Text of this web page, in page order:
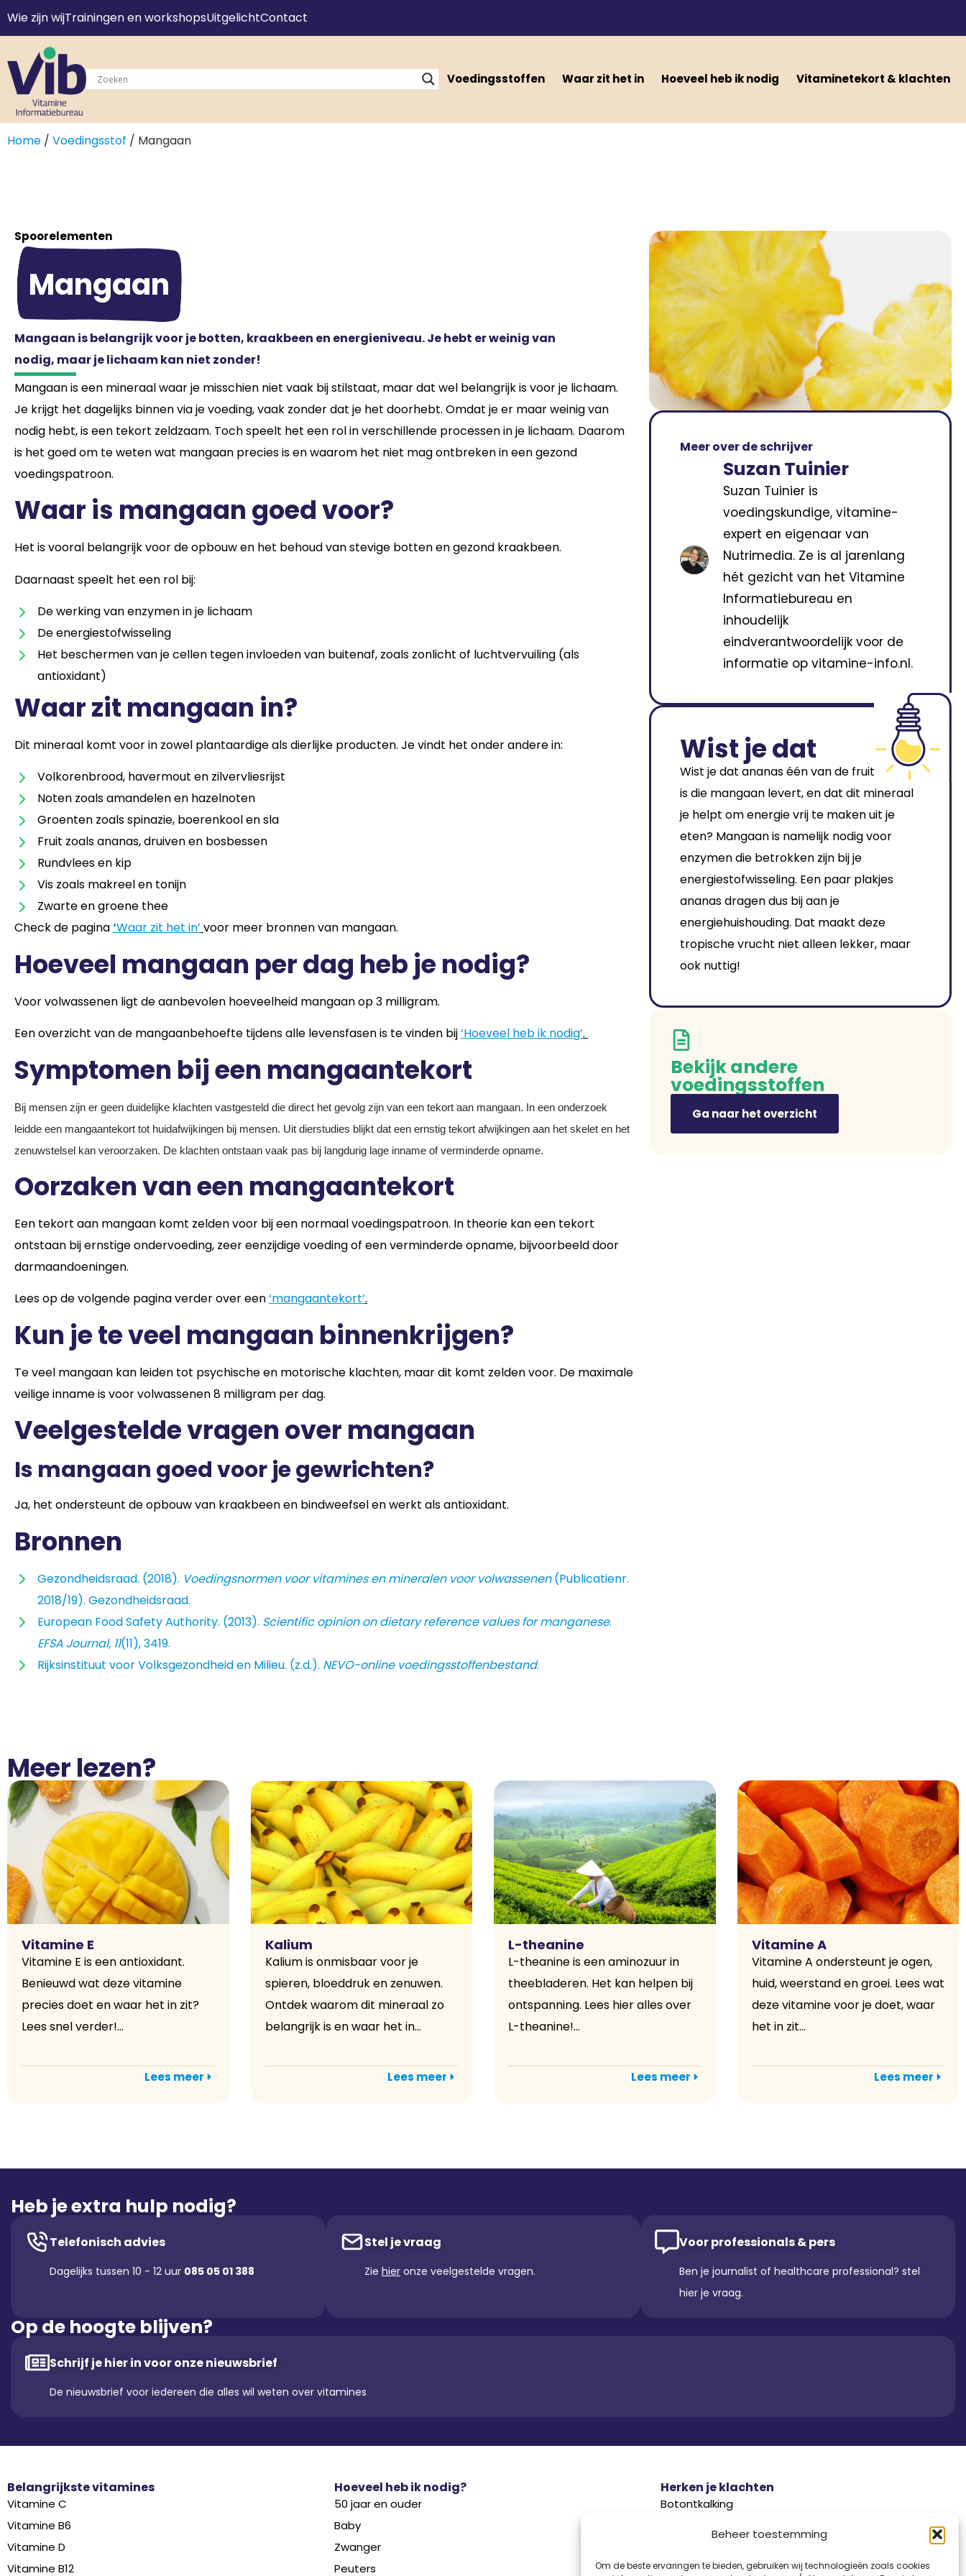
Beheer toestemming
Om de beste ervaringen te bieden, gebruiken wij technologieën zoals cookies
Wie zijn wijTrainingen en workshopsUitgelichtContact
Voedingsstoffen Waar zit het in Hoeveel heb ik nodig Vitaminetekort & klachten
Home / Voedingsstof / Mangaan
Spoorelementen
Mangaan
Mangaan is belangrijk voor je botten, kraakbeen en energieniveau. Je hebt er weinig van
nodig, maar je lichaam kan niet zonder!
Mangaan is een mineraal waar je misschien niet vaak bij stilstaat, maar dat wel belangrijk is voor je lichaam.
Je krijgt het dagelijks binnen via je voeding, vaak zonder dat je het doorhebt. Omdat je er maar weinig van
nodig hebt, is een tekort zeldzaam. Toch speelt het een rol in verschillende processen in je lichaam. Daarom
is het goed om te weten wat mangaan precies is en waarom het niet mag ontbreken in een gezond
voedingspatroon.
Waar is mangaan goed voor?
Het is vooral belangrijk voor de opbouw en het behoud van stevige botten en gezond kraakbeen.
Daarnaast speelt het een rol bij:
De werking van enzymen in je lichaam
De energiestofwisseling
Het beschermen van je cellen tegen invloeden van buitenaf, zoals zonlicht of luchtvervuiling (als
antioxidant)
Waar zit mangaan in?
Dit mineraal komt voor in zowel plantaardige als dierlijke producten. Je vindt het onder andere in:
Volkorenbrood, havermout en zilvervliesrijst
Noten zoals amandelen en hazelnoten
Groenten zoals spinazie, boerenkool en sla
Fruit zoals ananas, druiven en bosbessen
Rundvlees en kip
Vis zoals makreel en tonijn
Zwarte en groene thee
Check de pagina‘Waar zit het in’ voor meer bronnen van mangaan.
Hoeveel mangaan per dag heb je nodig?
Voor volwassenen ligt de aanbevolen hoeveelheid mangaan op 3 milligram.
Een overzicht van de mangaanbehoefte tijdens alle levensfasen is te vinden bij‘Hoeveel heb ik nodig’.
Symptomen bij een mangaantekort
Bij mensen zijn er geen duidelijke klachten vastgesteld die direct het gevolg zijn van een tekort aan mangaan. In een onderzoek
leidde een mangaantekort tot huidafwijkingen bij mensen. Uit dierstudies blijkt dat een ernstig tekort afwijkingen aan het skelet en het
zenuwstelsel kan veroorzaken. De klachten ontstaan vaak pas bij langdurig lage inname of verminderde opname.
Oorzaken van een mangaantekort
Een tekort aan mangaan komt zelden voor bij een normaal voedingspatroon. In theorie kan een tekort
ontstaan bij ernstige ondervoeding, zeer eenzijdige voeding of een verminderde opname, bijvoorbeeld door
darmaandoeningen.
Lees op de volgende pagina verder over een‘mangaantekort’.
Kun je te veel mangaan binnenkrijgen?
Te veel mangaan kan leiden tot psychische en motorische klachten, maar dit komt zelden voor. De maximale
veilige inname is voor volwassenen 8 milligram per dag.
Veelgestelde vragen over mangaan
Is mangaan goed voor je gewrichten?
Ja, het ondersteunt de opbouw van kraakbeen en bindweefsel en werkt als antioxidant.
Bronnen
Gezondheidsraad. (2018). Voedingsnormen voor vitamines en mineralen voor volwassenen(Publicatienr.
2018/19). Gezondheidsraad.
European Food Safety Authority. (2013). Scientific opinion on dietary reference values for manganese.
EFSA Journal, 11(11), 3419.
Rijksinstituut voor Volksgezondheid en Milieu. (z.d.). NEVO-online voedingsstoffenbestand.
Meer over de schrijver
Suzan Tuinier
Suzan Tuinier is
voedingskundige, vitamine-
expert en eigenaar van
Nutrimedia. Ze is al jarenlang
hét gezicht van het Vitamine
Informatiebureau en
inhoudelijk
eindverantwoordelijk voor de
informatie op vitamine-info.nl.
Wist je dat
Wist je dat ananas één van de fruitsoorten
is die mangaan levert, en dat dit mineraal
je helpt om energie vrij te maken uit je
eten? Mangaan is namelijk nodig voor
enzymen die betrokken zijn bij je
energiestofwisseling. Een paar plakjes
ananas dragen dus bij aan je
energiehuishouding. Dat maakt deze
tropische vrucht niet alleen lekker, maar
ook nuttig!
Bekijk andere
voedingsstoffen
Ga naar het overzicht
Meer lezen?
Vitamine E
Vitamine E is een antioxidant.
Benieuwd wat deze vitamine
precies doet en waar het in zit?
Lees snel verder!...
Lees meer
Kalium
Kalium is onmisbaar voor je
spieren, bloeddruk en zenuwen.
Ontdek waarom dit mineraal zo
belangrijk is en waar het in...
Lees meer
L-theanine
L-theanine is een aminozuur in
theebladeren. Het kan helpen bij
ontspanning. Lees hier alles over
L-theanine!...
Lees meer
Vitamine A
Vitamine A ondersteunt je ogen,
huid, weerstand en groei. Lees wat
deze vitamine voor je doet, waar
het in zit...
Lees meer
Heb je extra hulp nodig?
Telefonisch advies
Dagelijks tussen 10 - 12 uur 085 05 01 388
Stel je vraag
Zie hier onze veelgestelde vragen.
Voor professionals & pers
Ben je journalist of healthcare professional? stel
hier je vraag.
Op de hoogte blijven?
Schrijf je hier in voor onze nieuwsbrief
De nieuwsbrief voor iedereen die alles wil weten over vitamines
Belangrijkste vitamines
Vitamine C
Vitamine B6
Vitamine D
Vitamine B12
Hoeveel heb ik nodig?
50 jaar en ouder
Baby
Zwanger
Peuters
Herken je klachten
Botontkalking
Haaruitval